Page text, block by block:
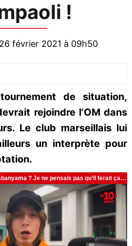
!
février 2021 à 09h50
de situation,
rejoindre l’OM dans
Le club marseillais lui
un interprète pour